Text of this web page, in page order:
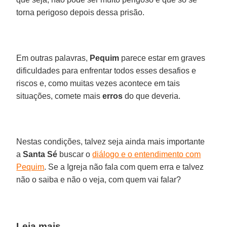
torna perigoso depois dessa prisão.
Em outras palavras, Pequim parece estar em graves
dificuldades para enfrentar todos esses desafios e
riscos e, como muitas vezes acontece em tais
situações, comete maiserros do que deveria.
Nestas condições, talvez seja ainda mais importante
aSanta Sé buscar odiálogo e o entendimento com
Pequim. Se a Igreja não fala com quem erra e talvez
não o saiba e não o veja, com quem vai falar?